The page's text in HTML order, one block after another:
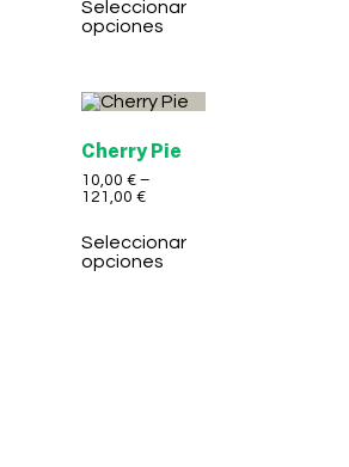
Seleccionar
opciones
Cherry Pie
10,00 € –
121,00 €
Seleccionar
opciones